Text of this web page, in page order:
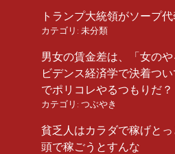
トランプ大統領がソープ
カテゴリ: 未分類
男女の賃金差は、「女の
ビデンス経済学で決着つ
でポリコレやるつもりだ？
カテゴリ: つぶやき
貧乏人はカラダで稼げと
頭で稼ごうとすんな